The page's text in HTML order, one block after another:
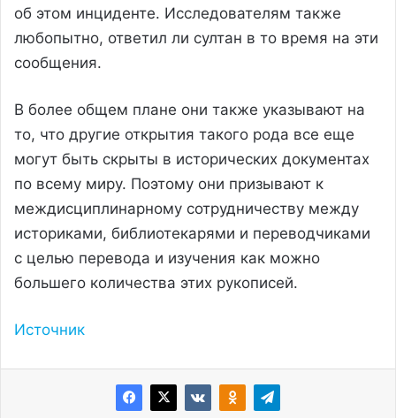
об этом инциденте. Исследователям также
любопытно, ответил ли султан в то время на эти
сообщения.
В более общем плане они также указывают на
то, что другие открытия такого рода все еще
могут быть скрыты в исторических документах
по всему миру. Поэтому они призывают к
междисциплинарному сотрудничеству между
историками, библиотекарями и переводчиками
с целью перевода и изучения как можно
большего количества этих рукописей.
Источник